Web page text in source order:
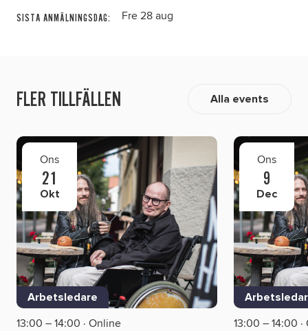
SISTA ANMÄLNINGSDAG: Fre 28 aug
FLER TILLFÄLLEN Alla events
Ons
21
Okt
Arbetsledare
13:00 – 14:00 · Online
Ons
9
Dec
13:00 – 14:00